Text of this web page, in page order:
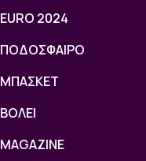
EURO 2024
ΠΟΔΟΣΦΑΙΡΟ
ΜΠΑΣΚΕΤ
ΒOΛΕΙ
MAGAZINE